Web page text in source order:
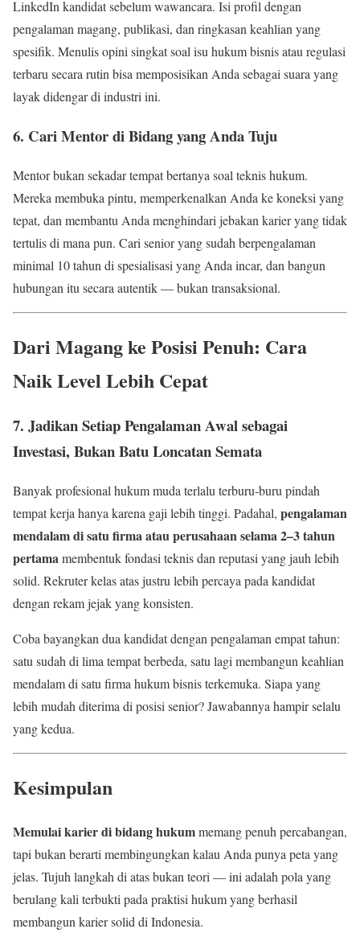
LinkedIn kandidat sebelum wawancara. Isi profil dengan
pengalaman magang, publikasi, dan ringkasan keahlian yang
spesifik. Menulis opini singkat soal isu hukum bisnis atau regulasi
terbaru secara rutin bisa memposisikan Anda sebagai suara yang
layak didengar di industri ini.
6. Cari Mentor di Bidang yang Anda Tuju
Mentor bukan sekadar tempat bertanya soal teknis hukum.
Mereka membuka pintu, memperkenalkan Anda ke koneksi yang
tepat, dan membantu Anda menghindari jebakan karier yang tidak
tertulis di mana pun. Cari senior yang sudah berpengalaman
minimal 10 tahun di spesialisasi yang Anda incar, dan bangun
hubungan itu secara autentik — bukan transaksional.
Dari Magang ke Posisi Penuh: Cara
Naik Level Lebih Cepat
7. Jadikan Setiap Pengalaman Awal sebagai
Investasi, Bukan Batu Loncatan Semata
Banyak profesional hukum muda terlalu terburu-buru pindah
tempat kerja hanya karena gaji lebih tinggi. Padahal, pengalaman
mendalam di satu firma atau perusahaan selama 2–3 tahun
pertamamembentuk fondasi teknis dan reputasi yang jauh lebih
solid. Rekruter kelas atas justru lebih percaya pada kandidat
dengan rekam jejak yang konsisten.
Coba bayangkan dua kandidat dengan pengalaman empat tahun:
satu sudah di lima tempat berbeda, satu lagi membangun keahlian
mendalam di satu firma hukum bisnis terkemuka. Siapa yang
lebih mudah diterima di posisi senior? Jawabannya hampir selalu
yang kedua.
Kesimpulan
Memulai karier di bidang hukummemang penuh percabangan,
tapi bukan berarti membingungkan kalau Anda punya peta yang
jelas. Tujuh langkah di atas bukan teori — ini adalah pola yang
berulang kali terbukti pada praktisi hukum yang berhasil
membangun karier solid di Indonesia.